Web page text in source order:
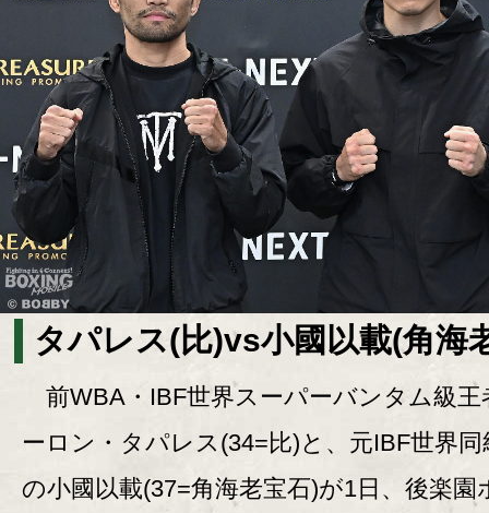
タパレス(比)vs小國以載(角海
前WBA・IBF世界スーパーバンタム級王
ーロン・タパレス(34=比)と、元IBF世界同
の小國以載(37=角海老宝石)が1日、後楽園